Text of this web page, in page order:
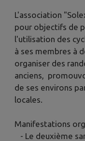
L'association
pour objectifs de
l'utilisation des
à ses membres à
organiser des
anciens,
de ses environs
locales.
Manifestations
- Le deuxième